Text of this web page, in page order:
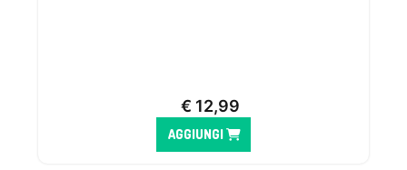
€ 12,99
AGGIUNGI